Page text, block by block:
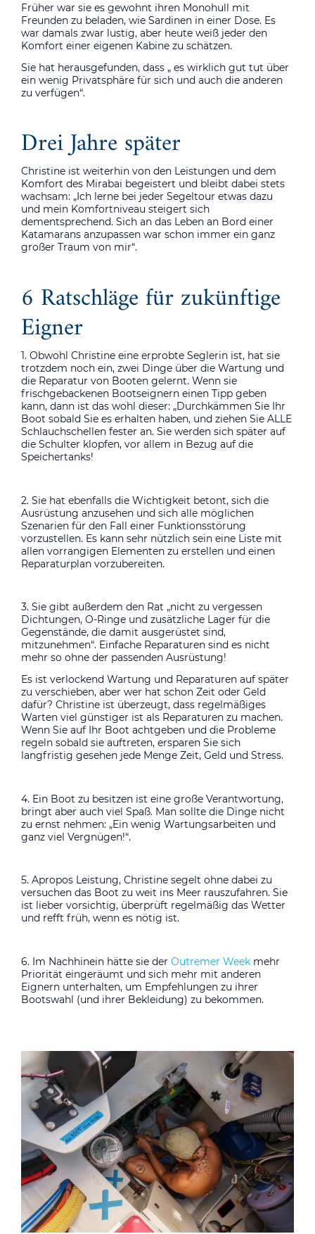
Früher war sie es gewohnt ihren Monohull mit
Freunden zu beladen, wie Sardinen in einer Dose. Es
war damals zwar lustig, aber heute weiß jeder den
Komfort einer eigenen Kabine zu schätzen.
Sie hat herausgefunden, dass „ es wirklich gut tut über
ein wenig Privatsphäre für sich und auch die anderen
zu verfügen“.
Drei Jahre später
Christine ist weiterhin von den Leistungen und dem
Komfort des Mirabai begeistert und bleibt dabei stets
wachsam: „Ich lerne bei jeder Segeltour etwas dazu
und mein Komfortniveau steigert sich
dementsprechend. Sich an das Leben an Bord einer
Katamarans anzupassen war schon immer ein ganz
großer Traum von mir“.
6 Ratschläge für zukünftige
Eigner
1. Obwohl Christine eine erprobte Seglerin ist, hat sie
trotzdem noch ein, zwei Dinge über die Wartung und
die Reparatur von Booten gelernt. Wenn sie
frischgebackenen Bootseignern einen Tipp geben
kann, dann ist das wohl dieser: „Durchkämmen Sie Ihr
Boot sobald Sie es erhalten haben, und ziehen Sie ALLE
Schlauchschellen fester an. Sie werden sich später auf
die Schulter klopfen, vor allem in Bezug auf die
Speichertanks!
2. Sie hat ebenfalls die Wichtigkeit betont, sich die
Ausrüstung anzusehen und sich alle möglichen
Szenarien für den Fall einer Funktionsstörung
vorzustellen. Es kann sehr nützlich sein eine Liste mit
allen vorrangigen Elementen zu erstellen und einen
Reparaturplan vorzubereiten.
3. Sie gibt außerdem den Rat „nicht zu vergessen
Dichtungen, O-Ringe und zusätzliche Lager für die
Gegenstände, die damit ausgerüstet sind,
mitzunehmen“. Einfache Reparaturen sind es nicht
mehr so ohne der passenden Ausrüstung!
Es ist verlockend Wartung und Reparaturen auf später
zu verschieben, aber wer hat schon Zeit oder Geld
dafür? Christine ist überzeugt, dass regelmäßiges
Warten viel günstiger ist als Reparaturen zu machen.
Wenn Sie auf Ihr Boot achtgeben und die Probleme
regeln sobald sie auftreten, ersparen Sie sich
langfristig gesehen jede Menge Zeit, Geld und Stress.
4. Ein Boot zu besitzen ist eine große Verantwortung,
bringt aber auch viel Spaß. Man sollte die Dinge nicht
zu ernst nehmen: „Ein wenig Wartungsarbeiten und
ganz viel Vergnügen!“.
5. Apropos Leistung, Christine segelt ohne dabei zu
versuchen das Boot zu weit ins Meer rauszufahren. Sie
ist lieber vorsichtig, überprüft regelmäßig das Wetter
und refft früh, wenn es nötig ist.
6. Im Nachhinein hätte sie der Outremer Week mehr
Priorität eingeräumt und sich mehr mit anderen
Eignern unterhalten, um Empfehlungen zu ihrer
Bootswahl (und ihrer Bekleidung) zu bekommen.